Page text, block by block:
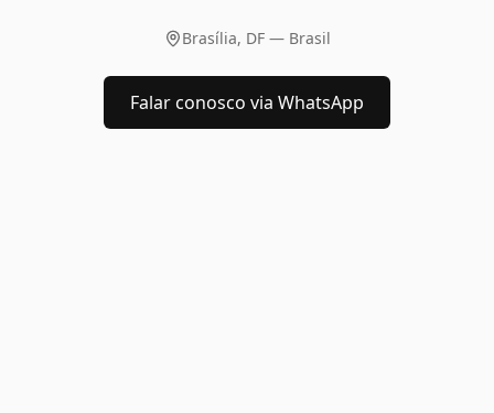
Brasília, DF — Brasil
Falar conosco via WhatsApp